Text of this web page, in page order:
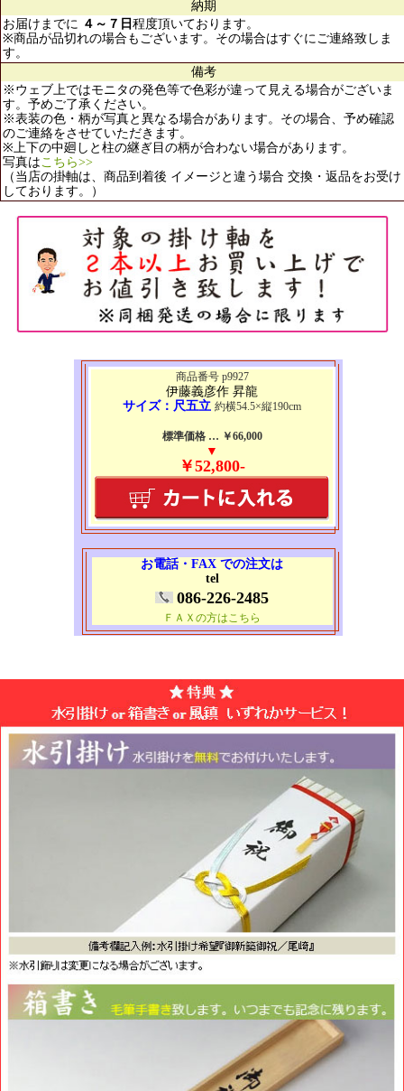
納期
お届けまでに ４～７日 程度頂いております。
※商品が品切れの場合もございます。その場合はすぐにご連絡致しま
す。
備考
※ウェブ上ではモニタの発色等で色彩が違って見える場合がございま
す。予めご了承ください。
※表装の色・柄が写真と異なる場合があります。その場合、予め確認
のご連絡をさせていただきます。
※上下の中廻しと柱の継ぎ目の柄が合わない場合があります。
写真はこちら>>
（当店の掛軸は、商品到着後 イメージと違う場合 交換・返品をお受け
しております。）
商品番号 p9927
伊藤義彦作 昇龍
サイズ：尺五立 約横54.5×縦190cm
標準価格 … ￥66,000
▼
￥52,800-
お電話・FAX での注文は
tel
086-226-2485
ＦＡＸの方はこちら